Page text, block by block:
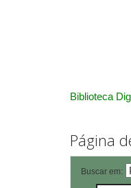
Biblioteca
Página
Buscar em: